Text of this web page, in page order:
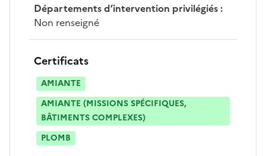
Départements d’intervention privilégiés:
Non renseigné
Certificats
AMIANTE
AMIANTE (MISSIONS SPÉCIFIQUES,
BÂTIMENTS COMPLEXES)
PLOMB